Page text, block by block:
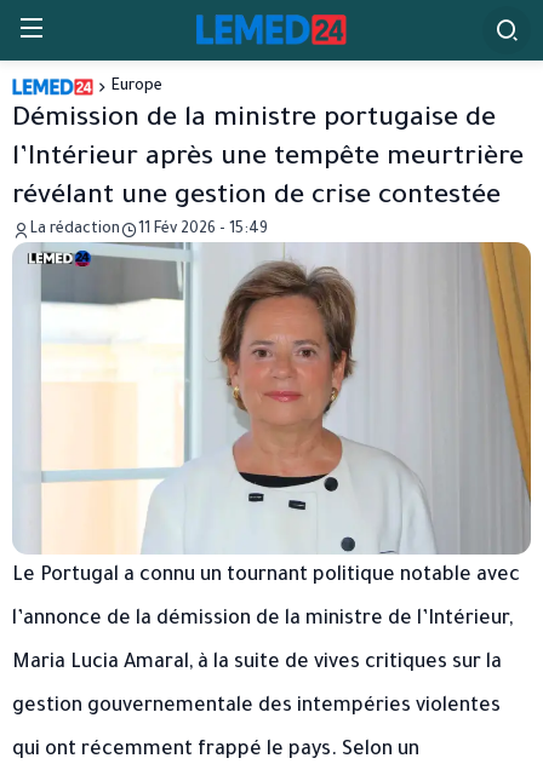
Europe
Démission de la ministre portugaise de
l’Intérieur après une tempête meurtrière
révélant une gestion de crise contestée
La rédaction 11 Fév 2026 - 15:49
Le Portugal a connu un tournant politique notable avec
l’annonce de la démission de la ministre de l’Intérieur,
Maria Lucia Amaral, à la suite de vives critiques sur la
gestion gouvernementale des intempéries violentes
qui ont récemment frappé le pays. Selon un